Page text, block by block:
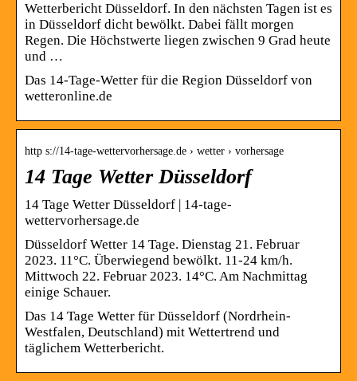
Wetterbericht Düsseldorf. In den nächsten Tagen ist es
in Düsseldorf dicht bewölkt. Dabei fällt morgen
Regen. Die Höchstwerte liegen zwischen 9 Grad heute
und …
Das 14-Tage-Wetter für die Region Düsseldorf von
wetteronline.de
http s://14-tage-wettervorhersage.de › wetter › vorhersage
14 Tage Wetter Düsseldorf
14 Tage Wetter Düsseldorf | 14-tage-
wettervorhersage.de
Düsseldorf Wetter 14 Tage. Dienstag 21. Februar
2023. 11°C. Überwiegend bewölkt. 11-24 km/h.
Mittwoch 22. Februar 2023. 14°C. Am Nachmittag
einige Schauer.
Das 14 Tage Wetter für Düsseldorf (Nordrhein-
Westfalen, Deutschland) mit Wettertrend und
täglichem Wetterbericht.